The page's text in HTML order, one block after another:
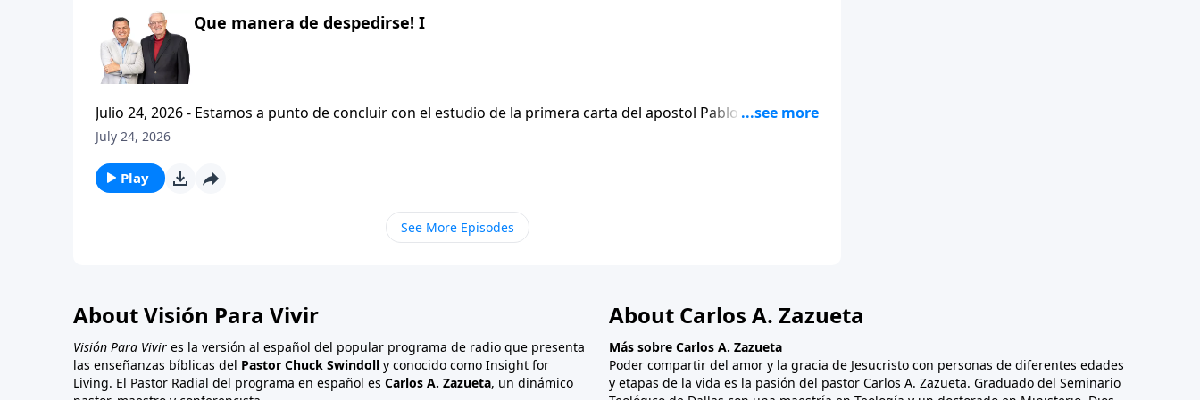
Que manera de despedirse! I
Julio 24, 2026 - Estamos a punto de concluir con el estudio de la primera carta del apostol Pablo a los
tesalonicenses titulado: Cristianismo Contagioso. En este escrito vemos una despedida franca. En lugar de
a sus hijos espirituales con una bendicion que termina siendo el punto mas apasionado de toda su carta.
July 24, 2026
Play
See More Episodes
About Visión Para Vivir
Visión Para Vivir es la versión al español del popular programa de radio que presenta
las enseñanzas bíblicas del Pastor Chuck Swindoll y conocido como Insight for
Living. El Pastor Radial del programa en español es Carlos A. Zazueta, un dinámico
About Carlos A. Zazueta
Más sobre Carlos A. Zazueta
Poder compartir del amor y la gracia de Jesucristo con personas de diferentes edades
y etapas de la vida es la pasión del pastor Carlos A. Zazueta. Graduado del Seminario